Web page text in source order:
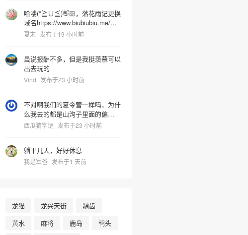
哈喽(*≧∪≦)👋🏻，落花雨记更换
域名https://www.biubiubiu.me/，
麻烦更新下哦
夏末 发布于19 小时前
虽说报酬不多，但是我挺羡慕可以
出去玩的
Vind 发布于23 小时前
不对啊我们的夏令营一样吗，为什
么我去的都是山沟子里面的偏僻之
地但非常热很容易把人晒死然后又
西瓜猜字谜 发布于23 小时前
躺平几天，好好休息
我是军爸 发布于1 天前
龙猫 龙兴天街
龋齿
黄水
麻将 鹿岛
鸭头